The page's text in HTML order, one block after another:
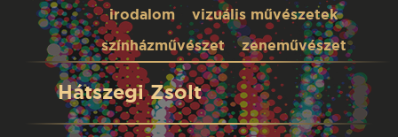
irodalom
vizuális művészetek
színházművészet
zeneművészet
Hátszegi Zsolt